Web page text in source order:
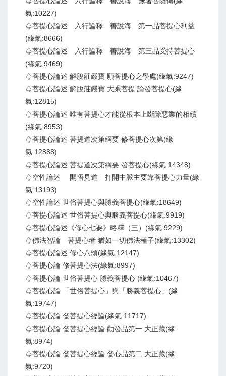
氣:10227)
♤菩提心論述 入行論釋 善說海 第一品菩提心利益
(緣氣:8666)
♤菩提心論述 入行論釋 善說海 第三品受持菩提心
(緣氣:9469)
♤菩提心論述 解脫莊嚴寶 願菩提心之學處(緣氣:9247)
♤菩提心論述 解脫莊嚴寶 大乘菩提 論發菩提心(緣
氣:12815)
♤菩提心論述 唯有菩提心才能從根本上斷除惡業的相續
(緣氣:8953)
♤菩提心論述 菩提道次第綱要 修菩提心次第(緣
氣:12888)
♤菩提心論述 菩提道次第綱要 發菩提心(緣氣:14348)
♤空性論述 開悟見道 打開中脈主要靠菩提心力量(緣
氣:13193)
♤空性論述 世俗菩提心與勝義菩提心(緣氣:18649)
♤菩提心論述 世俗菩提心與勝義菩提心(緣氣:9919)
♤菩提心論述《修心七要》略釋（三）(緣氣:9229)
♤佛法智論 菩提心者 猶如一切佛法種子(緣氣:13302)
♤菩提心論述 修心八頌(緣氣:12147)
♤菩提心論 修菩提心法(緣氣:8997)
♤菩提心論 世俗菩提心 勝義菩提心 (緣氣:10467)
♤菩提心論 「世俗菩提心」與「勝義菩提心」(緣
氣:19747)
♤菩提心論 發菩提心經論(緣氣:11717)
♤菩提心論 發菩提心經論 勸發品第一 大正藏(緣
氣:8974)
♤菩提心論 發菩提心經論 發心品第二 大正藏(緣
氣:9720)